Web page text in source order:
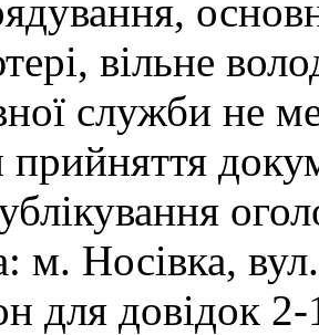
вільне
служби не
прийняття
м. Носівка,
для довідок